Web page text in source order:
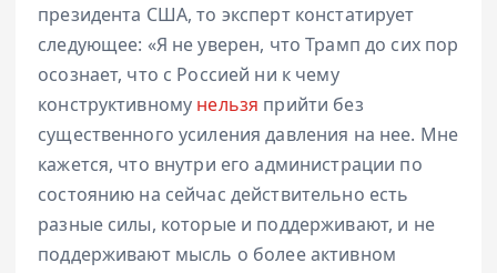
президента США, то эксперт констатирует
следующее: «Я не уверен, что Трамп до сих пор
осознает, что с Россией ни к чему
конструктивному нельзя прийти без
существенного усиления давления на нее. Мне
кажется, что внутри его администрации по
состоянию на сейчас действительно есть
разные силы, которые и поддерживают, и не
поддерживают мысль о более активном